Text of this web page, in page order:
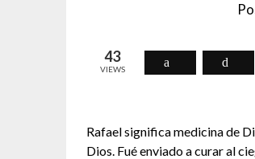
43
VIEWS
Rafael significa medicina de
Dios. Fué enviado a curar al